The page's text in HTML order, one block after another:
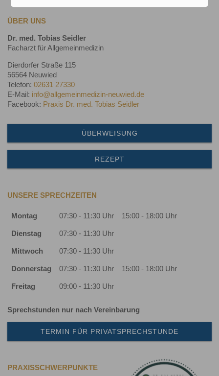
ÜBER UNS
Dr. med. Tobias Seidler
Facharzt für Allgemeinmedizin
Dierdorfer Straße 115
56564 Neuwied
Telefon: 02631 27330
E-Mail: info@allgemeinmedizin-neuwied.de
Facebook: Praxis Dr. med. Tobias Seidler
ÜBERWEISUNG
REZEPT
UNSERE SPRECHZEITEN
Montag 07:30 - 11:30 Uhr 15:00 - 18:00 Uhr
Dienstag 07:30 - 11:30 Uhr
Mittwoch 07:30 - 11:30 Uhr
Donnerstag 07:30 - 11:30 Uhr 15:00 - 18:00 Uhr
Freitag 09:00 - 11:30 Uhr
Sprechstunden nur nach Vereinbarung
TERMIN FÜR PRIVATSPRECHSTUNDE
PRAXISSCHWERPUNKTE